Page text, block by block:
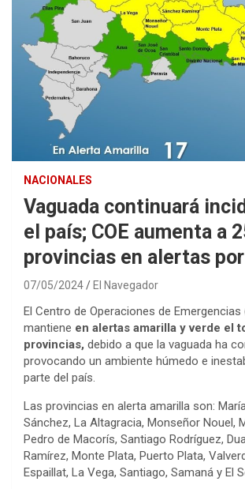
NACIONALES
Vaguada continuará
el país; COE aumenta a
provincias en alertas
07/05/2024 El Navegador
El Centro de Operaciones de Emergencias
mantiene en alertas amarilla y verde el
provincias, debido a que la vaguada ha
provocando un ambiente húmedo e
parte del país.
Las provincias en alerta amarilla son:
Sánchez, La Altagracia, Monseñor Nouel,
Pedro de Macorís, Santiago Rodríguez,
Ramírez, Monte Plata, Puerto Plata,
Espaillat, La Vega, Santiago, Samaná y El